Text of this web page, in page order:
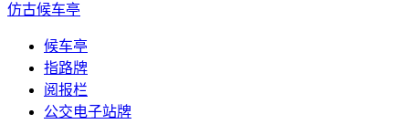
仿古候车亭
候车亭
指路牌
阅报栏
公交电子站牌